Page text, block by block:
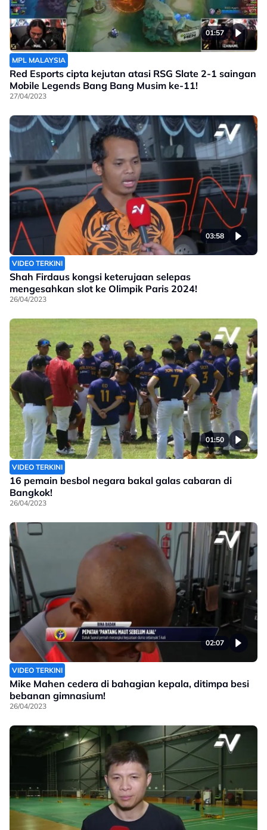
01:57
MPL MALAYSIA
Red Esports cipta kejutan atasi RSG Slate 2-1 saingan
Mobile Legends Bang Bang Musim ke-11!
27/04/2023
03:58
VIDEO TERKINI
Shah Firdaus kongsi keterujaan selepas
mengesahkan slot ke Olimpik Paris 2024!
26/04/2023
01:50
VIDEO TERKINI
16 pemain besbol negara bakal galas cabaran di
Bangkok!
26/04/2023
02:07
VIDEO TERKINI
Mike Mahen cedera di bahagian kepala, ditimpa besi
bebanan gimnasium!
26/04/2023